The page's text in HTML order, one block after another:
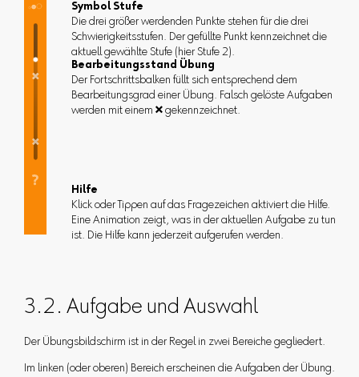
Symbol Stufe
Die drei größer werdenden Punkte stehen für die drei
Schwierigkeitsstufen. Der gefüllte Punkt kennzeichnet die
aktuell gewählte Stufe (hier Stufe 2).
Bearbeitungsstand Übung
Der Fortschrittsbalken füllt sich entsprechend dem
Bearbeitungsgrad einer Übung. Falsch gelöste Aufgaben
werden mit einem  gekennzeichnet.
Hilfe
Klick oder Tippen auf das Fragezeichen aktiviert die Hilfe.
Eine Animation zeigt, was in der aktuellen Aufgabe zu tun
ist. Die Hilfe kann jederzeit aufgerufen werden.
3.2. Aufgabe und Auswahl
Der Übungsbildschirm ist in der Regel in zwei Bereiche gegliedert.
Im linken (oder oberen) Bereich erscheinen die Aufgaben der Übung.